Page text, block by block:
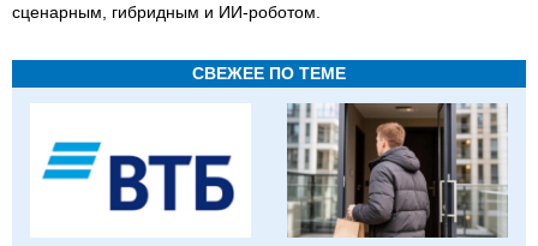
сценарным, гибридным и ИИ-роботом.
СВЕЖЕЕ ПО ТЕМЕ